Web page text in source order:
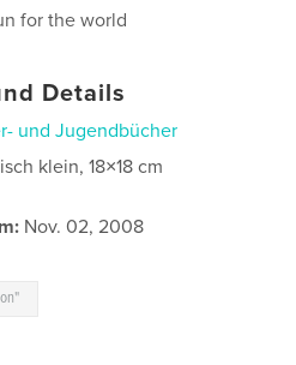
for the world
Details
und Jugendbücher
klein, 18×18 cm
Nov. 02, 2008